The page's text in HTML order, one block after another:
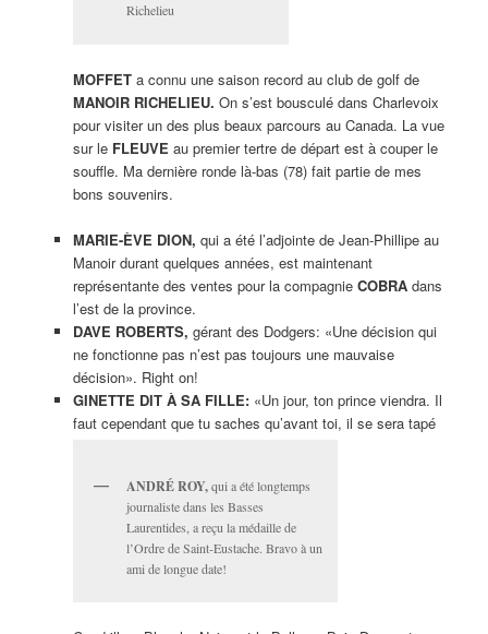
Richelieu
MOFFETa connu une saison record au club de golf de
MANOIR RICHELIEU. On s’est bousculé dans Charlevoix
pour visiter un des plus beaux parcours au Canada. La vue
sur le FLEUVE au premier tertre de départ est à couper le
souffle. Ma dernière ronde là-bas (78) fait partie de mes
bons souvenirs.
MARIE-ÈVE DION, qui a été l’adjointe de Jean-Phillipe au
Manoir durant quelques années, est maintenant
représentante des ventes pour la compagnie COBRAdans
l’est de la province.
DAVE ROBERTS, gérant des Dodgers: «Une décision qui
ne fonctionne pas n’est pas toujours une mauvaise
décision». Right on!
GINETTE DIT À SA FILLE: «Un jour, ton prince viendra. Il
faut cependant que tu saches qu’avant toi, il se sera tapé
ANDRÉ ROY,qui a été longtemps
journaliste dans les Basses
Laurentides, a reçu la médaille de
l’Ordre de Saint-Eustache. Bravo à un
ami de longue date!